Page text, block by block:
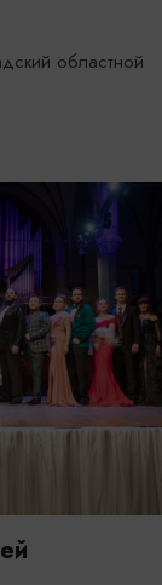
областной